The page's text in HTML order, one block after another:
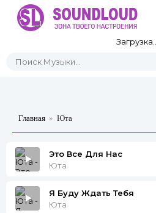
Загрузка...
Главная » Юта
Это Все Для Нас
Юта
Я Буду Ждать Тебя
Юта